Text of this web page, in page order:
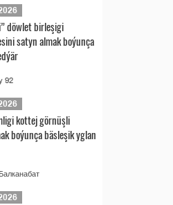
döwlet birleşigi
satyn almak boýunça
92
kottej görnüşli
boýunça bäsleşik yglan